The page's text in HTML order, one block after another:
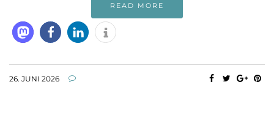
READ MORE
26. JUNI 2026